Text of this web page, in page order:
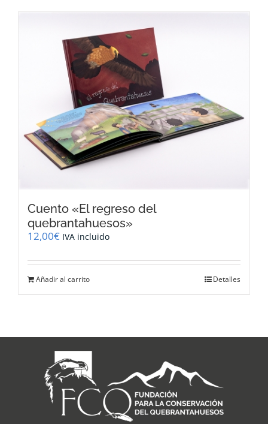
Cuento «El regreso del
quebrantahuesos»
12,00€ IVA incluido
Añadir al carrito Detalles